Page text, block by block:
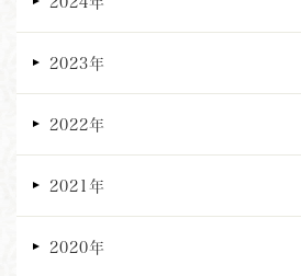
2023年
2022年
2021年
2020年